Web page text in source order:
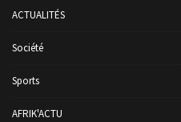
ACTUALITÉS
Société
Sports
AFRIK'ACTU